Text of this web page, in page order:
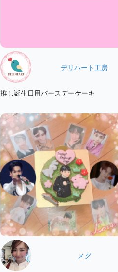
デリハート工房
推し誕生日用バースデーケーキ
メグ